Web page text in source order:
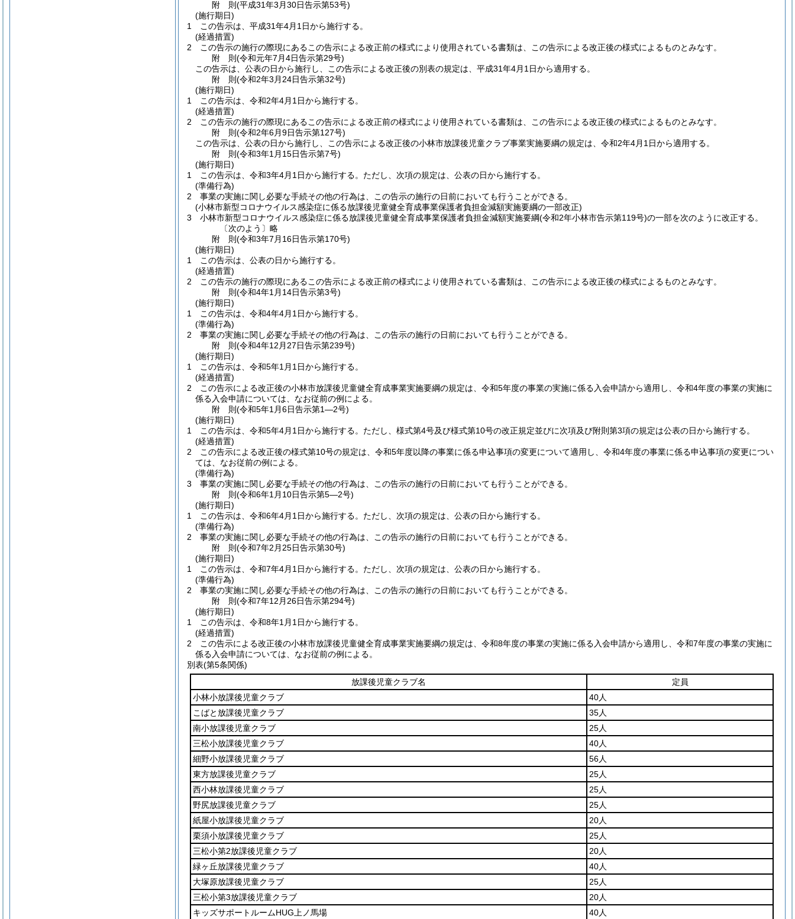
附 則(平成31年3月30日告示第53号)
(施行期日)
1
この告示は、平成31年4月1日から施行する。
(経過措置)
2
この告示の施行の際現にあるこの告示による改正前の様式により使用されている書類は、この告示による改正後の様式によるものとみなす。
附 則(令和元年7月4日告示第29号)
この告示は、公表の日から施行し、この告示による改正後の別表の規定は、平成31年4月1日から適用する。
附 則(令和2年3月24日告示第32号)
(施行期日)
1
この告示は、令和2年4月1日から施行する。
(経過措置)
2
この告示の施行の際現にあるこの告示による改正前の様式により使用されている書類は、この告示による改正後の様式によるものとみなす。
附 則(令和2年6月9日告示第127号)
この告示は、公表の日から施行し、この告示による改正後の小林市放課後児童クラブ事業実施要綱の規定は、令和2年4月1日から適用する。
附 則(令和3年1月15日告示第7号)
(施行期日)
1
この告示は、令和3年4月1日から施行する。 ただし、次項の規定は、公表の日から施行する。
(準備行為)
2
事業の実施に関し必要な手続その他の行為は、この告示の施行の日前においても行うことができる。
(小林市新型コロナウイルス感染症に係る放課後児童健全育成事業保護者負担金減額実施要綱の一部改正)
3
小林市新型コロナウイルス感染症に係る放課後児童健全育成事業保護者負担金減額実施要綱(令和2年小林市告示第119号)の一部を次のように改正する。
〔次のよう〕略
附 則(令和3年7月16日告示第170号)
(施行期日)
1
この告示は、公表の日から施行する。
(経過措置)
2
この告示の施行の際現にあるこの告示による改正前の様式により使用されている書類は、この告示による改正後の様式によるものとみなす。
附 則(令和4年1月14日告示第3号)
(施行期日)
1
この告示は、令和4年4月1日から施行する。
(準備行為)
2
事業の実施に関し必要な手続その他の行為は、この告示の施行の日前においても行うことができる。
附 則(令和4年12月27日告示第239号)
(施行期日)
1
この告示は、令和5年1月1日から施行する。
(経過措置)
2
この告示による改正後の小林市放課後児童健全育成事業実施要綱の規定は、令和5年度の事業の実施に係る入会申請から適用し、令和4年度の事業の実施に
係る入会申請については、なお従前の例による。
附 則(令和5年1月6日告示第1―2号)
(施行期日)
1
この告示は、令和5年4月1日から施行する。 ただし、様式第4号及び様式第10号の改正規定並びに次項及び附則第3項の規定は公表の日から施行する。
(経過措置)
2
この告示による改正後の様式第10号の規定は、令和5年度以降の事業に係る申込事項の変更について適用し、令和4年度の事業に係る申込事項の変更につい
ては、なお従前の例による。
(準備行為)
3
事業の実施に関し必要な手続その他の行為は、この告示の施行の日前においても行うことができる。
附 則(令和6年1月10日告示第5―2号)
(施行期日)
1
この告示は、令和6年4月1日から施行する。 ただし、次項の規定は、公表の日から施行する。
(準備行為)
2
事業の実施に関し必要な手続その他の行為は、この告示の施行の日前においても行うことができる。
附 則(令和7年2月25日告示第30号)
(施行期日)
1
この告示は、令和7年4月1日から施行する。 ただし、次項の規定は、公表の日から施行する。
(準備行為)
2
事業の実施に関し必要な手続その他の行為は、この告示の施行の日前においても行うことができる。
附 則(令和7年12月26日告示第294号)
(施行期日)
1
この告示は、令和8年1月1日から施行する。
(経過措置)
2
この告示による改正後の小林市放課後児童健全育成事業実施要綱の規定は、令和8年度の事業の実施に係る入会申請から適用し、令和7年度の事業の実施に
係る入会申請については、なお従前の例による。
別表(第5条関係)
放課後児童クラブ名
定員
小林小放課後児童クラブ
40人
こばと放課後児童クラブ
35人
南小放課後児童クラブ
25人
三松小放課後児童クラブ
40人
細野小放課後児童クラブ
56人
東方放課後児童クラブ
25人
西小林放課後児童クラブ
25人
野尻放課後児童クラブ
25人
紙屋小放課後児童クラブ
20人
栗須小放課後児童クラブ
25人
三松小第2放課後児童クラブ
20人
緑ヶ丘放課後児童クラブ
40人
大塚原放課後児童クラブ
25人
三松小第3放課後児童クラブ
20人
キッズサポートルームHUG上ノ馬場
40人